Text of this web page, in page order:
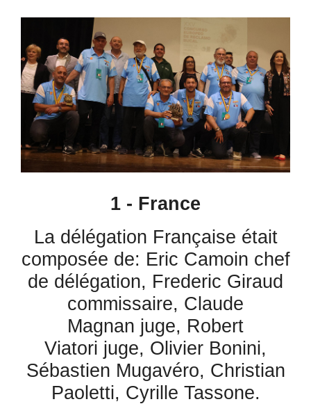
1 - France
La délégation Française était
composée de: Eric Camoin chef
de délégation, Frederic Giraud
commissaire, Claude
Magnan juge, Robert
Viatori juge, Olivier Bonini,
Sébastien Mugavéro, Christian
Paoletti, Cyrille Tassone.